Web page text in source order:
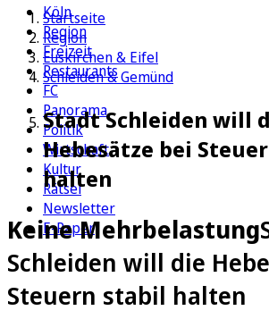
Köln
Region
Freizeit
Restaurants
FC
Panorama
Politik
Wirtschaft
Kultur
Rätsel
Newsletter
E-Paper
Startseite
Region
Euskirchen & Eifel
Schleiden & Gemünd
Stadt Schleiden will
Hebesätze bei
halten
Keine Mehrbelastung
Schleiden will die
Steuern stabil halten